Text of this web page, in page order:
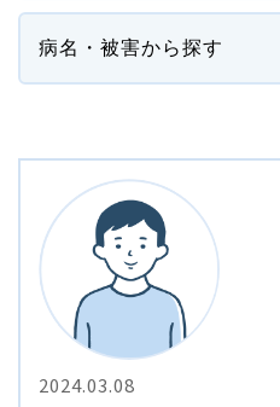
過失割合
後遺障害
介護
主婦の
交通事故が労災にな
2024.03.08